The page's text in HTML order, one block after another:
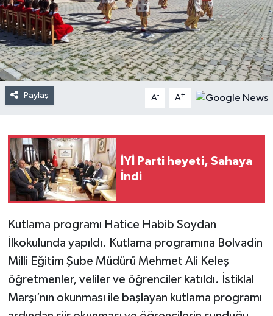
Paylaş A- A+
İYİ Parti heyeti, Sahaya
İndi
Kutlama programı Hatice Habib Soydan
İlkokulunda yapıldı. Kutlama programına Bolvadin
Milli Eğitim Şube Müdürü Mehmet Ali Keleş
öğretmenler, veliler ve öğrenciler katıldı. İstiklal
Marşı’nın okunması ile başlayan kutlama programı